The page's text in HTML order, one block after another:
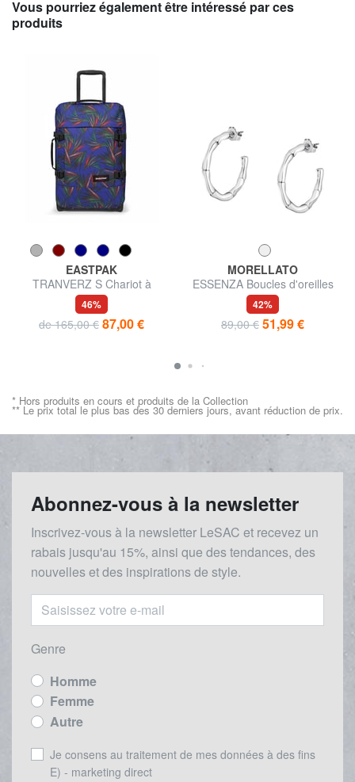
Vous pourriez également être intéressé par ces
produits
EASTPAK
TRANVERZ S Chariot à
bagages à main
46%
de 165,00 € 87,00 €
MORELLATO
ESSENZA Boucles d'oreilles
42%
89,00 € 51,99 €
* Hors produits en cours et produits de la Collection
** Le prix total le plus bas des 30 derniers jours, avant réduction de prix.
Abonnez-vous à la newsletter
Inscrivez-vous à la newsletter LeSAC et recevez un
rabais jusqu'au 15%, ainsi que des tendances, des
nouvelles et des inspirations de style.
Genre
Homme
Femme
Autre
Je consens au traitement de mes données à des fins
E) - marketing direct